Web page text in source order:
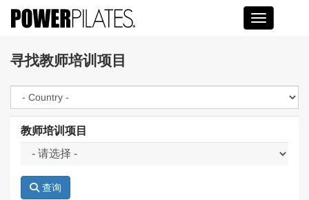
Toggle
寻找教师培训项目
教师培训项目
查询